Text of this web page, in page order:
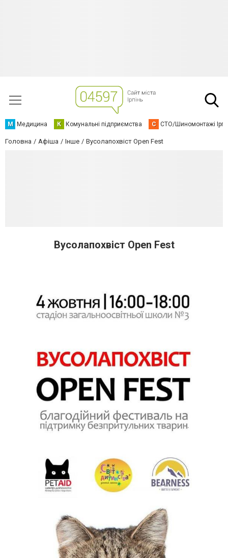
М Медицина К Комунальні підприємства С СТО/Шиномонтажі
Головна Афіша Інше Вусолапохвіст Open Fest
Вусолапохвіст Open Fest